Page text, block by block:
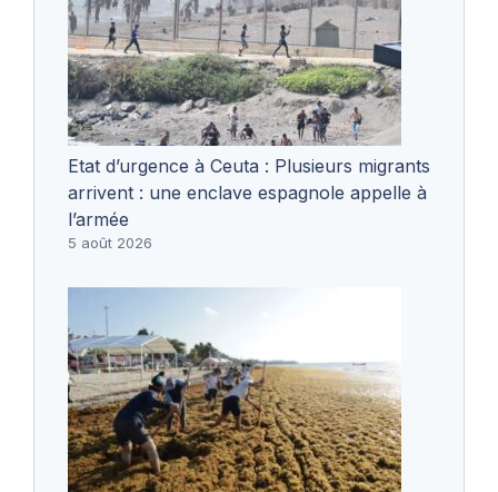
Etat d’urgence à Ceuta : Plusieurs migrants
arrivent : une enclave espagnole appelle à
l’armée
5 août 2026